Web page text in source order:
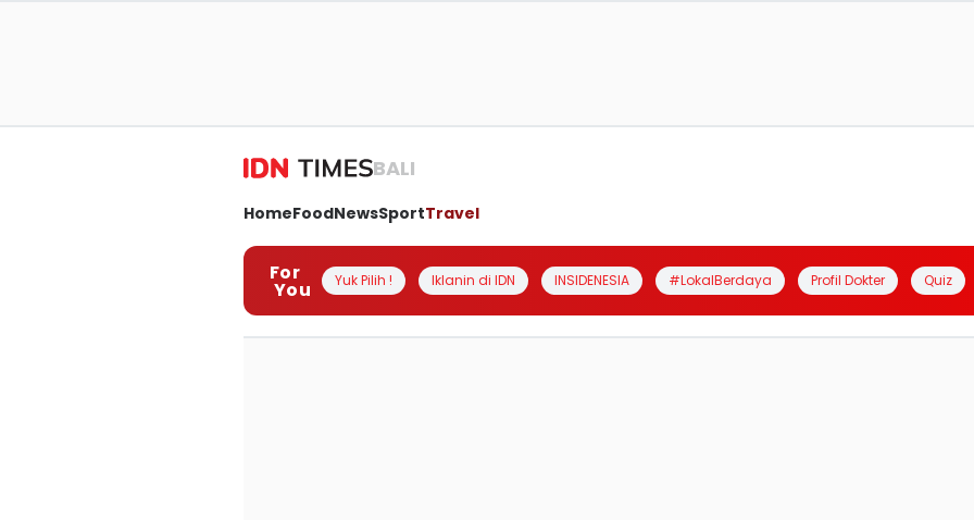
BALI
HomeFoodNewsSportTravel
For
You Yuk Pilih ! Iklanin di IDN INSIDENESIA #LokalBerdaya Profil Dokter Quiz